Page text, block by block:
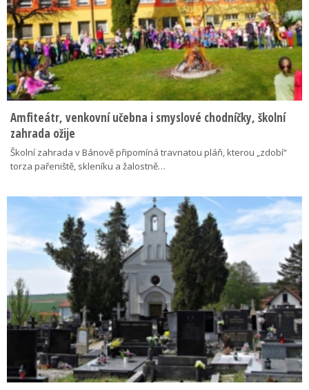
Amfiteátr, venkovní učebna i smyslové chodníčky, školní
zahrada ožije
Školní zahrada v Bánově připomíná travnatou pláň, kterou „zdobí“
torza pařeniště, skleníku a žalostně…